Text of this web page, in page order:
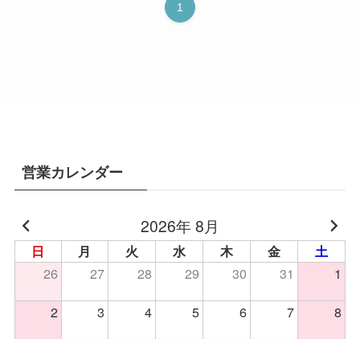
1
営業カレンダー
2026年 8月
日 月 火 水 木 金 土
26 27 28 29 30 31
1
2
3 4 5 6 7 8